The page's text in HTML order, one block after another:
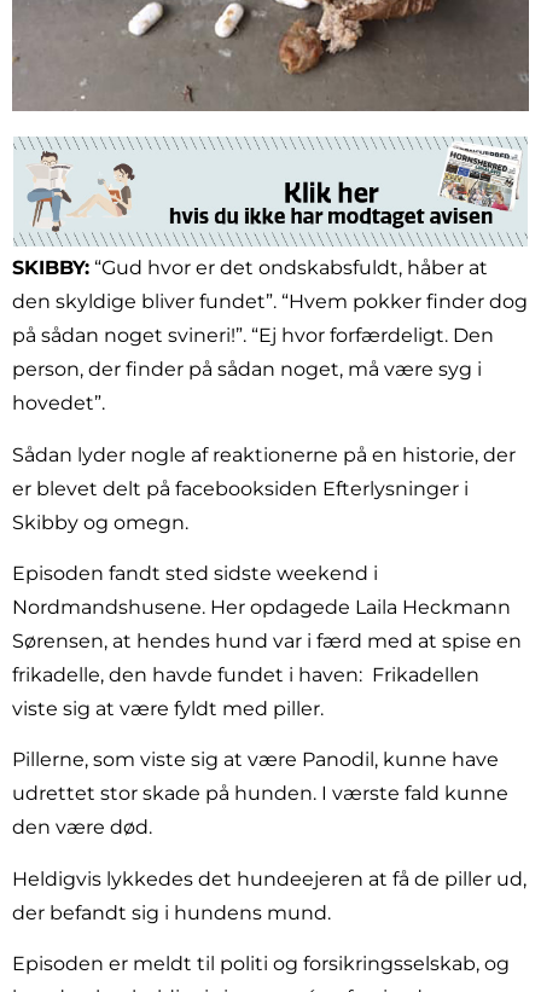
SKIBBY: “Gud hvor er det ondskabsfuldt, håber at
den skyldige bliver fundet”. “Hvem pokker finder dog
på sådan noget svineri!”. “Ej hvor forfærdeligt. Den
person, der finder på sådan noget, må være syg i
hovedet”.
Sådan lyder nogle af reaktionerne på en historie, der
er blevet delt på facebooksiden Efterlysninger i
Skibby og omegn.
Episoden fandt sted sidste weekend i
Nordmandshusene. Her opdagede Laila Heckmann
Sørensen, at hendes hund var i færd med at spise en
frikadelle, den havde fundet i haven: Frikadellen
viste sig at være fyldt med piller.
Pillerne, som viste sig at være Panodil, kunne have
udrettet stor skade på hunden. I værste fald kunne
den være død.
Heldigvis lykkedes det hundeejeren at få de piller ud,
der befandt sig i hundens mund.
Episoden er meldt til politi og forsikringsselskab, og